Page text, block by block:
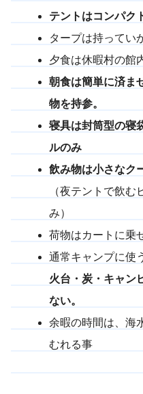
テントはコンパク
タープは持ってい
夕食は休暇村の館
朝食は簡単に済ま
物を持参。
寝具は封筒型の寝
ルのみ
飲み物は小さなク
（夜テントで飲
み）
荷物はカートに乗
通常キャンプに使
火台・炭・キャン
ない。
余暇の時間は、海
むれる事